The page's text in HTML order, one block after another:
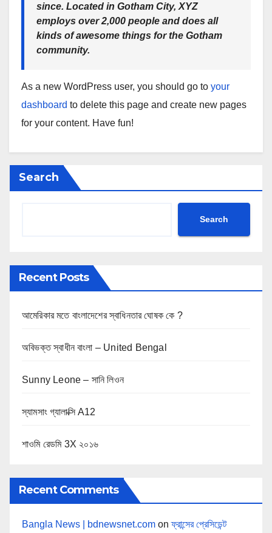
since. Located in Gotham City, XYZ
employs over 2,000 people and does all
kinds of awesome things for the Gotham
community.
As a new WordPress user, you should go to your
dashboard to delete this page and create new pages
for your content. Have fun!
Search
Search
Recent Posts
আমেরিকার মতে বাংলাদেশের স্বাধিনতার ঘোষক কে ?
অবিভক্ত স্বাধীন বাংলা – United Bengal
Sunny Leone – সানি লিওন
স্যামসাং গ্যালাক্সি A12
শাওমি রেডমি 3X ২০১৬
Recent Comments
Bangla News | bdnewsnet.com onফ্রান্সের প্রেসিডেন্ট